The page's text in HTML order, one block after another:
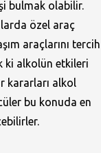
bulmak olabilir.
özel araç
araçlarını tercih
ki alkolün etkileri
kararları alkol
bu konuda en